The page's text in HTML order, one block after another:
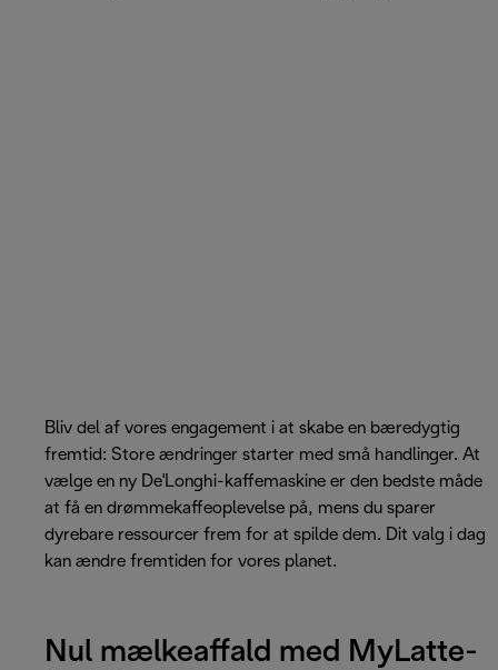
Bliv del af vores engagement i at skabe en bæredygtig
fremtid: Store ændringer starter med små handlinger. At
vælge en ny De'Longhi-kaffemaskine er den bedste måde
at få en drømmekaffeoplevelse på, mens du sparer
dyrebare ressourcer frem for at spilde dem. Dit valg i dag
kan ændre fremtiden for vores planet.
Nul mælkeaffald med MyLatte-